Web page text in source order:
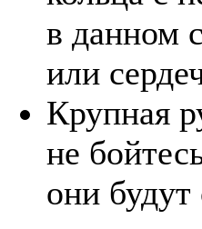
в данном
или
Крупная
не
они будут